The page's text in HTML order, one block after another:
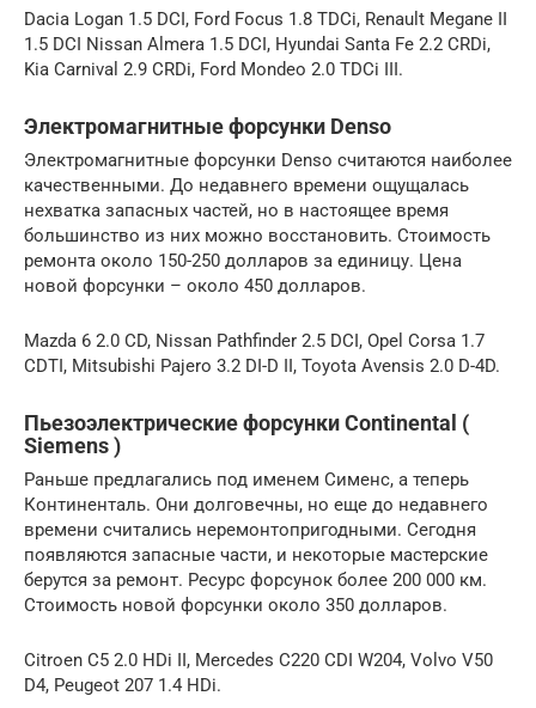
Dacia Logan 1.5 DCI, Ford Focus 1.8 TDCi, Renault Megane II
1.5 DCI Nissan Almera 1.5 DCI, Hyundai Santa Fe 2.2 CRDi,
Kia Carnival 2.9 CRDi, Ford Mondeo 2.0 TDCi III.
Электромагнитные форсунки Denso
Электромагнитные форсунки Denso считаются наиболее
качественными. До недавнего времени ощущалась
нехватка запасных частей, но в настоящее время
большинство из них можно восстановить. Стоимость
ремонта около 150-250 долларов за единицу. Цена
новой форсунки – около 450 долларов.
Mazda 6 2.0 CD, Nissan Pathfinder 2.5 DCI, Opel Corsa 1.7
CDTI, Mitsubishi Pajero 3.2 DI-D II, Toyota Avensis 2.0 D-4D.
Пьезоэлектрические форсунки Continental (
Siemens )
Раньше предлагались под именем Сименс, а теперь
Континенталь. Они долговечны, но еще до недавнего
времени считались неремонтопригодными. Сегодня
появляются запасные части, и некоторые мастерские
берутся за ремонт. Ресурс форсунок более 200 000 км.
Стоимость новой форсунки около 350 долларов.
Citroen C5 2.0 HDi II, Mercedes C220 CDI W204, Volvo V50
D4, Peugeot 207 1.4 HDi.